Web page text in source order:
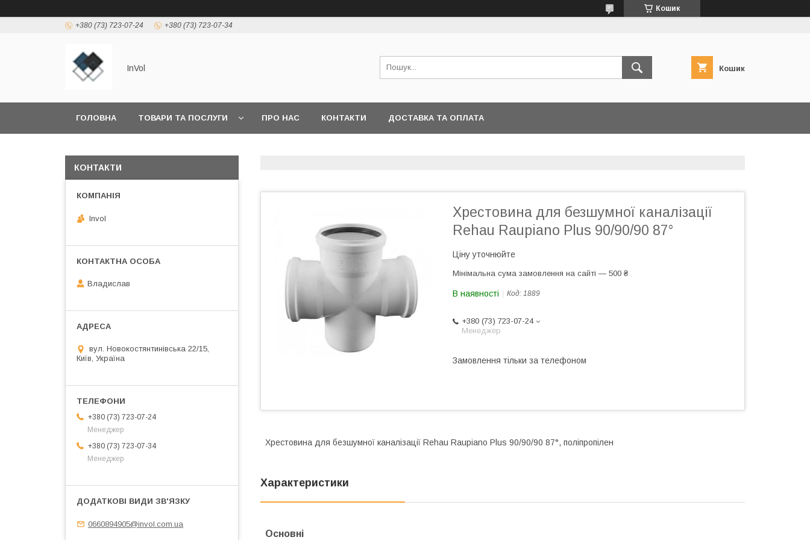
Кошик
+380 (73) 723-07-24 +380 (73) 723-07-34
InVol Кошик
ГОЛОВНА ТОВАРИ ТА ПОСЛУГИ ПРО НАС КОНТАКТИ ДОСТАВКА ТА ОПЛАТА
Хрестовина для безшумної каналізації
Rehau Raupiano Plus 90/90/90 87°
Ціну уточнюйте
Мінімальна сума замовлення на сайті — 500 ₴
В наявності Код: 1889
+380 (73) 723-07-24
Менеджер
Замовлення тільки за телефоном
Хрестовина для безшумної каналізації Rehau Raupiano Plus 90/90/90 87°, поліпропілен
Характеристики
Основні
КОНТАКТИ
Invol
Владислав
вул. Новокостянтинівська 22/15,
Київ, Україна
+380 (73) 723-07-24
Менеджер
+380 (73) 723-07-34
Менеджер
0660894905@invol.com.ua